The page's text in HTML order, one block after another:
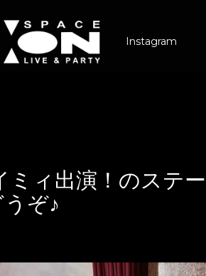
Instagram
ィ出演！のステー
ぞ♪